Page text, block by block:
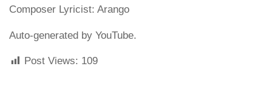
Composer Lyricist: Arango
Auto-generated by YouTube.
Post Views: 109